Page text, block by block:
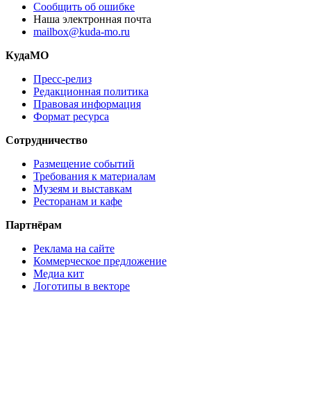
Сообщить об ошибке
Наша электронная почта
mailbox@kuda-mo.ru
КудаМО
Пресс-релиз
Редакционная политика
Правовая информация
Формат ресурса
Сотрудничество
Размещение событий
Требования к материалам
Музеям и выставкам
Ресторанам и кафе
Партнёрам
Реклама на сайте
Коммерческое предложение
Медиа кит
Логотипы в векторе